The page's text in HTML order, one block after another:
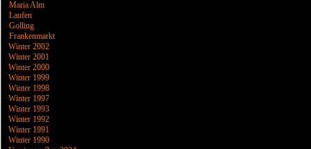
Maria Alm
Laufen
Golling
Frankenmarkt
Winter 2002
Winter 2001
Winter 2000
Winter 1999
Winter 1998
Winter 1997
Winter 1993
Winter 1992
Winter 1991
Winter 1990